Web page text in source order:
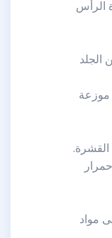
الرأس
الجلد
موزعة
مواد